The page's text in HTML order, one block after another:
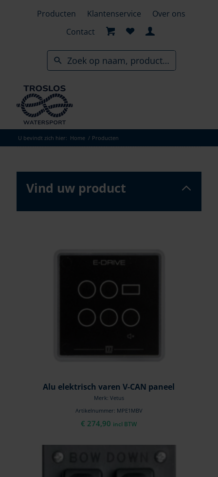
Producten Klantenservice
Over ons
Contact
U bevindt zich hier: Home / Producten
Alu elektrisch varen V-CAN paneel
Merk: Vetus
Artikelnummer: MPE1MBV
€ 274,90 incl BTW
Vind uw product